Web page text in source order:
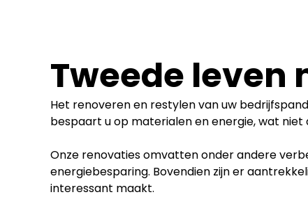
Tweede leven
Het renoveren en restylen van uw
bespaart u op materialen en energie, wat
Onze renovaties omvatten onder andere
energiebesparing. Bovendien zijn er
interessant maakt.